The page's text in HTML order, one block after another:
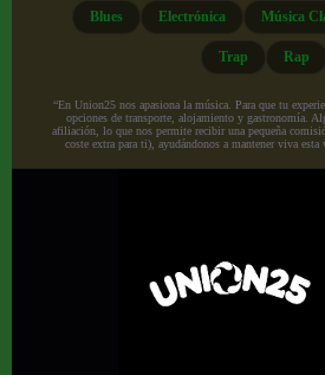
Blues Electrónica Música
Trap Rap
“En Union25 nos apasiona la música. Para que tu
opciones de transporte, alojamiento y gastronomía.
afiliación, lo que nos permite recibir una pequeña
coste extra para ti), ayudándonos a mantener viva